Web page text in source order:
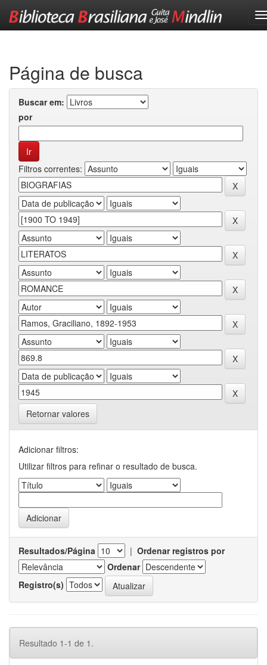
Página de busca
Buscar em:
por
Filtros correntes:
Retornar valores
Adicionar filtros:
Utilizar filtros para refinar o resultado de busca.
Resultados/Página | Ordenar registros por
Ordenar
Registro(s)
Resultado 1-1 de 1.